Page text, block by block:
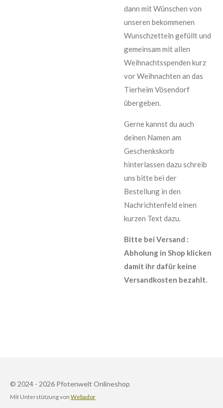
dann mit Wünschen von
unseren bekommenen
Wunschzetteln gefüllt und
gemeinsam mit allen
Weihnachtsspenden kurz
vor Weihnachten an das
Tierheim Vösendorf
übergeben.
Gerne kannst du auch
deinen Namen am
Geschenkskorb
hinterlassen dazu schreib
uns bitte bei der
Bestellung in den
Nachrichtenfeld einen
kurzen Text dazu.
Bitte bei Versand :
Abholung in Shop klicken
damit ihr dafür keine
Versandkosten bezahlt.
© 2024 - 2026 Pfotenwelt Onlineshop
Mit Unterstützung von Webador